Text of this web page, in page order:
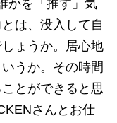
かを「推す」気
は、没入して自
ょうか。居心地
うか。その時間
とができると思
さんとお仕